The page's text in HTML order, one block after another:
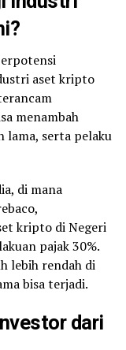
aset kripto
menambah
lama, serta pelaku
di mana
kripto di Negeri
pajak 30%.
lebih rendah di
bisa terjadi.
dari